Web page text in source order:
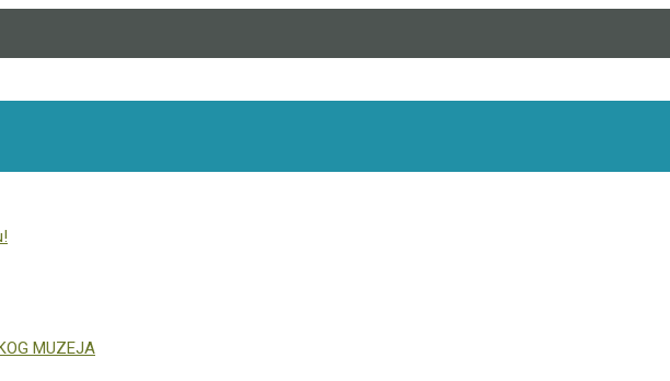
MUZEJA